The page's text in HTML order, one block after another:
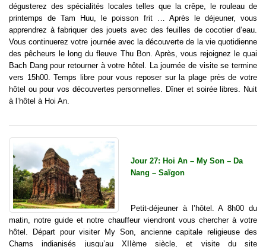
dégusterez des spécialités locales telles que la crêpe, le rouleau de
printemps de Tam Huu, le poisson frit … Après le déjeuner, vous
apprendrez à fabriquer des jouets avec des feuilles de cocotier d’eau.
Vous continuerez votre journée avec la découverte de la vie quotidienne
des pêcheurs le long du fleuve Thu Bon. Après, vous rejoignez le quai
Bach Dang pour retourner à votre hôtel. La journée de visite se termine
vers 15h00. Temps libre pour vous reposer sur la plage près de votre
hôtel ou pour vos découvertes personnelles. Dîner et soirée libres. Nuit
à l’hôtel à Hoi An.
Jour 27: Hoi An – My Son – Da
Nang – Saïgon
Petit-déjeuner à l’hôtel. A 8h00 du
matin, notre guide et notre chauffeur viendront vous chercher à votre
hôtel. Départ pour visiter My Son, ancienne capitale religieuse des
Chams indianisés jusqu’au XIIème siècle, et visite du site